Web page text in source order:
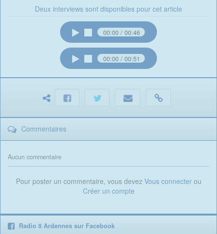
Deux interviews sont disponibles pour cet article
00:00 00:46
00:00 00:51
Commentaires
Aucun commentaire
Pour poster un commentaire, vous devez Vous connecterou
Créer un compte
Radio 8 Ardennes sur Facebook